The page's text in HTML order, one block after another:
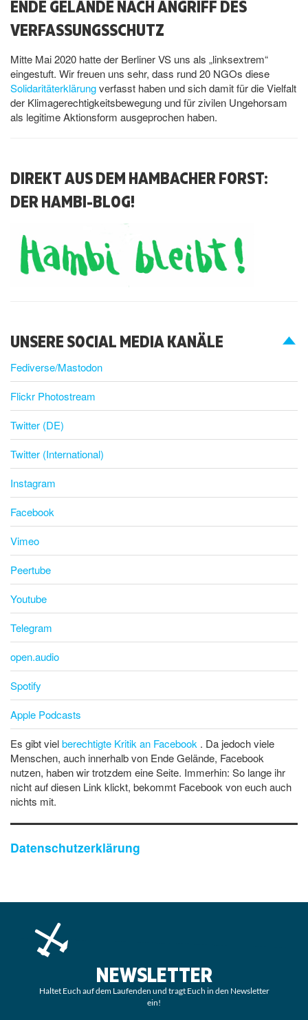
ENDE GELÄNDE NACH ANGRIFF DES
VERFASSUNGSSCHUTZ
Mitte Mai 2020 hatte der Berliner VS uns als „linksextrem“
eingestuft. Wir freuen uns sehr, dass rund 20 NGOs diese
Solidaritäterklärungverfasst haben und sich damit für die Vielfalt
der Klimagerechtigkeitsbewegung und für zivilen Ungehorsam
als legitime Aktionsform ausgeprochen haben.
DIREKT AUS DEM HAMBACHER FORST:
DER HAMBI-BLOG!
UNSERE SOCIAL MEDIA KANÄLE
Fediverse/Mastodon
Flickr Photostream
Twitter (DE)
Twitter (International)
Instagram
Facebook
Vimeo
Peertube
Youtube
Telegram
open.audio
Spotify
Apple Podcasts
Es gibt vielberechtigte Kritik an Facebook . Da jedoch viele
Menschen, auch innerhalb von Ende Gelände, Facebook
nutzen, haben wir trotzdem eine Seite. Immerhin: So lange ihr
nicht auf diesen Link klickt, bekommt Facebook von euch auch
nichts mit.
Datenschutzerklärung
NEWSLETTER
Haltet Euch auf dem Laufenden und tragt Euch in den Newsletter
ein!